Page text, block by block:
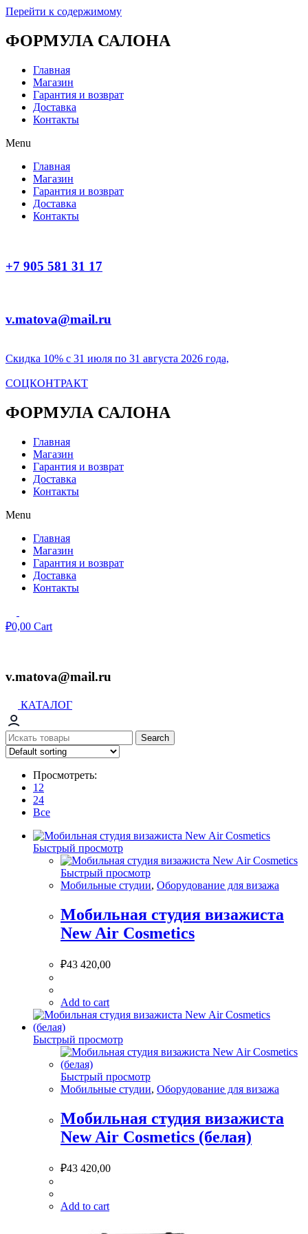
Перейти к содержимому
ФОРМУЛА САЛОНА
Главная
Магазин
Гарантия и возврат
Доставка
Контакты
Menu
Главная
Магазин
Гарантия и возврат
Доставка
Контакты
+7 905 581 31 17
v.matova@mail.ru
Скидка 10% с 31 июля по 31 августа 2026 года,
СОЦКОНТРАКТ
ФОРМУЛА САЛОНА
Главная
Магазин
Гарантия и возврат
Доставка
Контакты
Menu
Главная
Магазин
Гарантия и возврат
Доставка
Контакты
₽0,00 Cart
v.matova@mail.ru
КАТАЛОГ
Search
Просмотреть:
12
24
Все
Быстрый просмотр
Быстрый просмотр
Мобильные студии, Оборудование для визажа
Мобильная студия визажиста
New Air Cosmetics
₽43 420,00
Add to cart
Быстрый просмотр
Быстрый просмотр
Мобильные студии, Оборудование для визажа
Мобильная студия визажиста
New Air Cosmetics (белая)
₽43 420,00
Add to cart